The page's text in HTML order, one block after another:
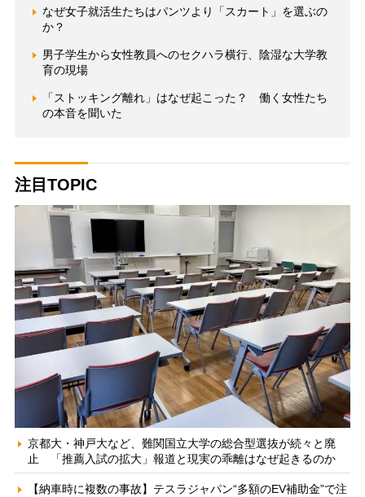
なぜ女子就活生たちはパンツより「スカート」を選ぶの
か？
男子学生から女性教員へのセクハラ横行、陰湿な大学教
育の現場
「ストッキング離れ」はなぜ起こった？ 働く女性たち
の本音を聞いた
注目TOPIC
京都大・神戸大など、難関国立大学の総合型選抜が続々と廃
止 「推薦入試の拡大」報道と現実の乖離はなぜ起きるのか
【納車時に複数の事故】テスラジャパン“多額のEV補助金”で注